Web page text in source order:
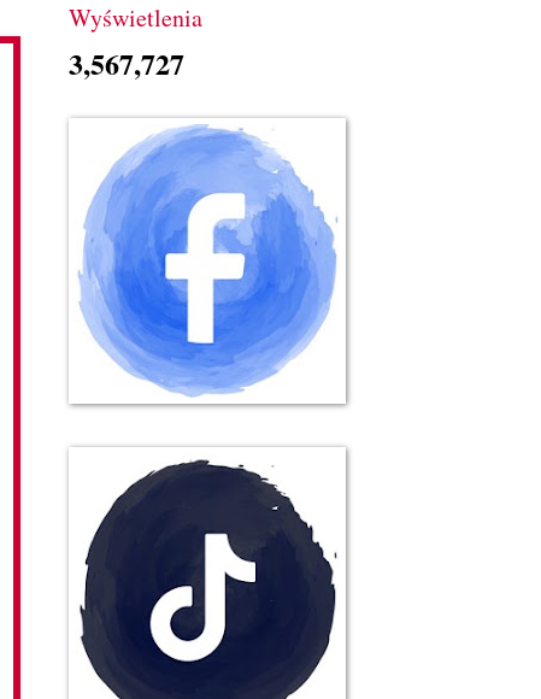
Wyświetlenia
3,567,727